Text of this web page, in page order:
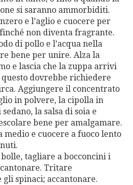
si saranno ammorbiditi.
e l’aglio e cuocere per
non diventa fragrante.
di pollo e l’acqua nella
bene per unire. Alza la
e lascia che la zuppa arrivi
dovrebbe richiedere
Aggiungere il concentrato
in polvere, la cipolla in
la salsa di soia e
bene per amalgamare.
medio e cuocere a fuoco lento
tagliare a bocconcini i
Tritare
gli spinaci; accantonare.